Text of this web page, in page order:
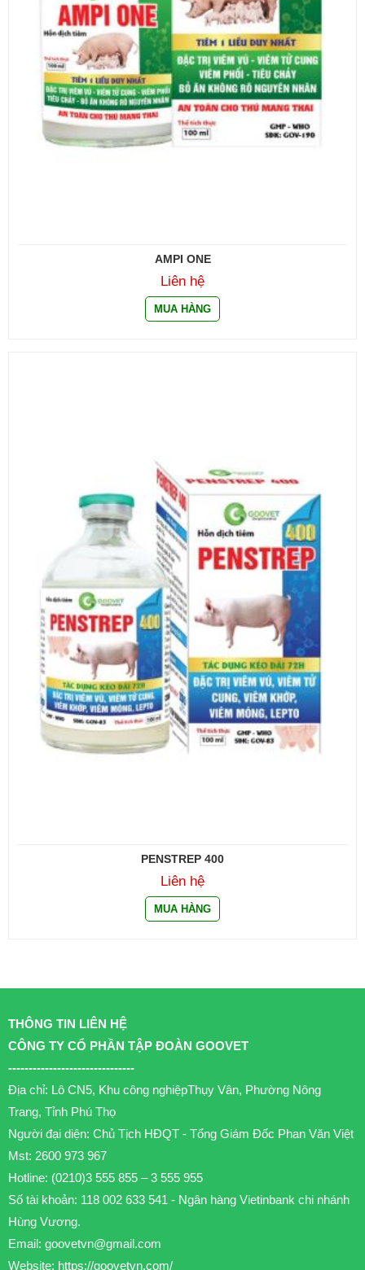
AMPI ONE
Liên hệ
PENSTREP 400
Liên hệ
THÔNG TIN LIÊN HỆ
CÔNG TY CỔ PHẦN TẬP ĐOÀN GOOVET
-------------------------------
Địa chỉ: Lô CN5, Khu công nghiệpThụy Vân, Phường Nông
Trang, Tỉnh Phú Thọ
Người đại diện: Chủ Tịch HĐQT - Tổng Giám Đốc Phan Văn Việt
Mst: 2600 973 967
Hotline: (0210)3 555 855 – 3 555 955
Số tài khoản: 118 002 633 541 - Ngân hàng Vietinbank chi nhánh
Hùng Vương.
Email: goovetvn@gmail.com
Website: https://goovetvn.com/